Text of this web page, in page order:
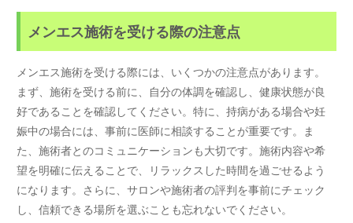
メンエス施術を受ける際の注意点
メンエス施術を受ける際には、いくつかの注意点があります。
まず、施術を受ける前に、自分の体調を確認し、健康状態が良
好であることを確認してください。特に、持病がある場合や妊
娠中の場合には、事前に医師に相談することが重要です。ま
た、施術者とのコミュニケーションも大切です。施術内容や希
望を明確に伝えることで、リラックスした時間を過ごせるよう
になります。さらに、サロンや施術者の評判を事前にチェック
し、信頼できる場所を選ぶことも忘れないでください。